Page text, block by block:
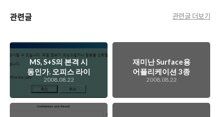
관련글 관련글 더보기
MS, S+S의 본격 시
동인가. 오피스 라이
브 워크스페이스 가
동~
2008.08.22
재미난 Surface용
어플리케이션 3종
세트
2008.08.22